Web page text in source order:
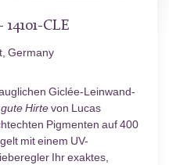
CLE
Germany
Giclée-Leinwand-
Hirtevon Lucas
Pigmenten auf 400
mit einem UV-
Ihr exaktes,